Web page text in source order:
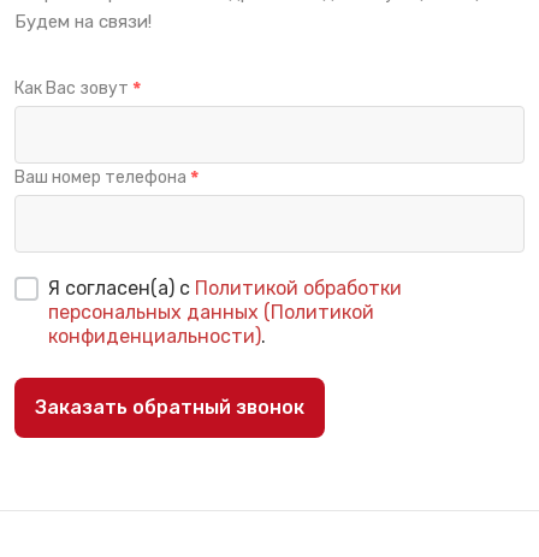
Будем на связи!
Как Вас зовут
Ваш номер телефона
Я согласен(а) с Политикой обработки
персональных данных (Политикой
конфиденциальности).
Заказать обратный звонок